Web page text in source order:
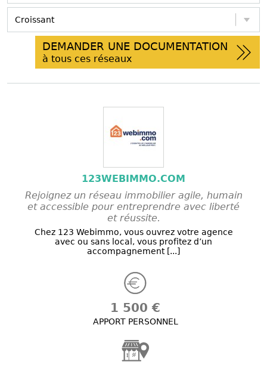
DEMANDER UNE DOCUMENTATION
à tous ces réseaux
123WEBIMMO.COM
Rejoignez un réseau immobilier agile, humain
et accessible pour entreprendre avec liberté
et réussite.
Chez 123 Webimmo, vous ouvrez votre agence
avec ou sans local, vous profitez d’un
accompagnement [...]
1 500 €
APPORT PERSONNEL